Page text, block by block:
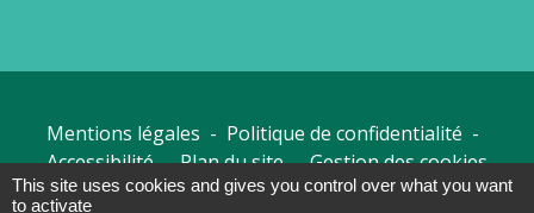
Mentions légales - Politique de confidentialité -
Accessibilité - Plan du site - Gestion des cookies
This site uses cookies and gives you control over what you want
to activate